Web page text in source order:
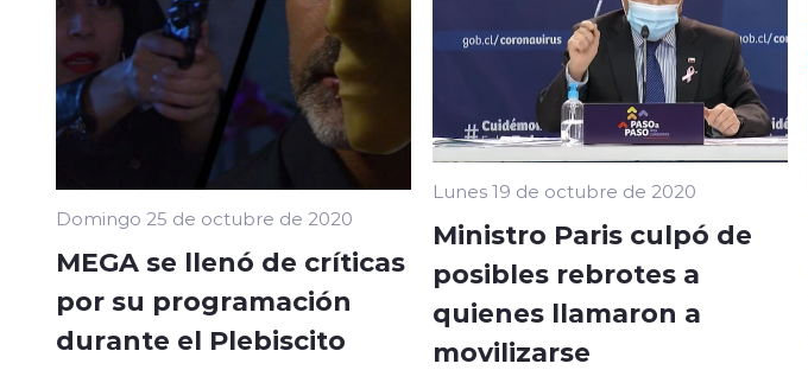
Domingo 25 de octubre de 2020
MEGA se llenó de críticas
por su programación
durante el Plebiscito
Lunes 19 de octubre de 2020
Ministro Paris culpó de
posibles rebrotes a
quienes llamaron a
movilizarse